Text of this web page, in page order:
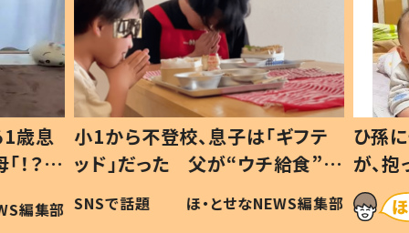
歳息
？」
編集部
小1から不登校、息子は「ギフテ
ッド」だった 父が“ウチ給食”を
作り続ける理由とは #令和の親
#令和の子
SNSで話題 ほ・とせなNEWS編集部
ひ孫
が、
「涙
い」